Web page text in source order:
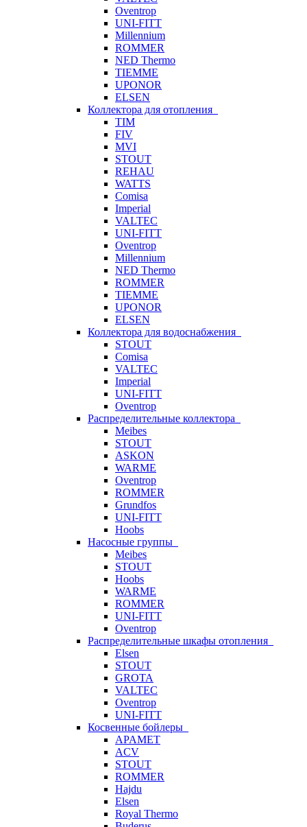
Oventrop
UNI-FITT
Millennium
ROMMER
NED Thermo
TIEMME
UPONOR
ELSEN
Коллектора для отопления
TIM
FIV
MVI
STOUT
REHAU
WATTS
Comisa
Imperial
VALTEC
UNI-FITT
Oventrop
Millennium
NED Thermo
ROMMER
TIEMME
UPONOR
ELSEN
Коллектора для водоснабжения
STOUT
Comisa
VALTEC
Imperial
UNI-FITT
Oventrop
Распределительные коллектора
Meibes
STOUT
ASKON
WARME
Oventrop
ROMMER
Grundfos
UNI-FITT
Hoobs
Насосные группы
Meibes
STOUT
Hoobs
WARME
ROMMER
UNI-FITT
Oventrop
Распределительные шкафы отопления
Elsen
STOUT
GROTA
VALTEC
Oventrop
UNI-FITT
Косвенные бойлеры
APAMET
ACV
STOUT
ROMMER
Hajdu
Elsen
Royal Thermo